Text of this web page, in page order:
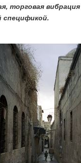
торговая
спецификой.